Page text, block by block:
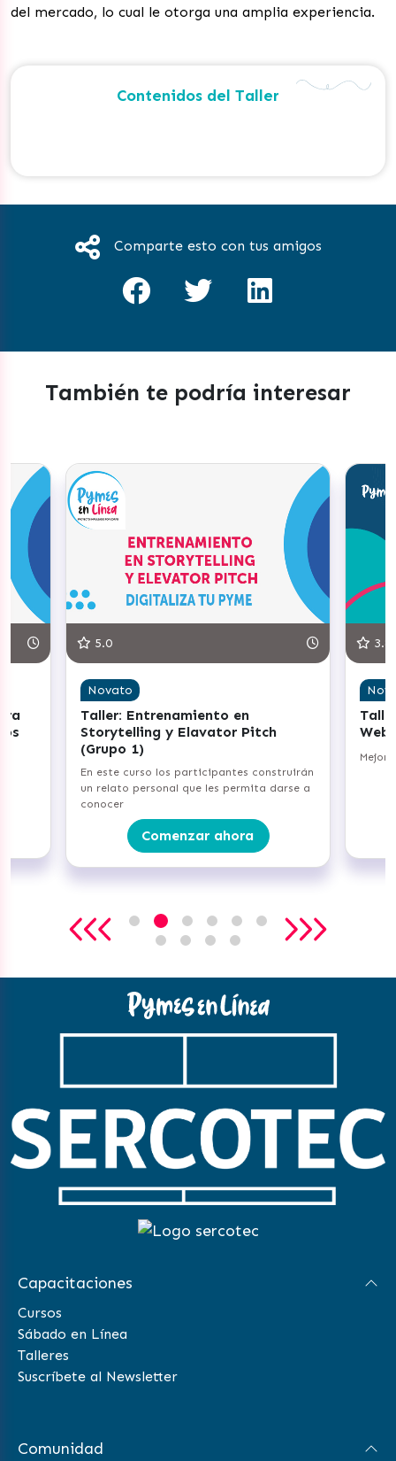
del mercado, lo cual le otorga una amplia experiencia.
Contenidos del Taller
Comparte esto con tus amigos
También te podría interesar
5.0
Novato
Taller: Entrenamiento en
Storytelling y Elavator Pitch
(Grupo 1)
En este curso los participantes construirán
un relato personal que les permita darse a
conocer
Comenzar ahora
3.8
Novato
Taller:
Web con
Mejora tu
Capacitaciones
Cursos
Sábado en Línea
Talleres
Suscríbete al Newsletter
Comunidad